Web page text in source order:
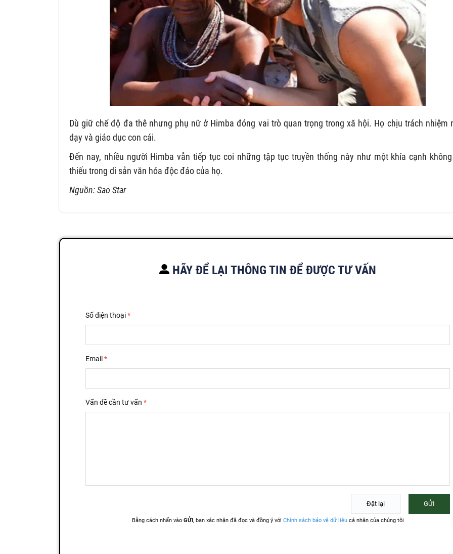
Dù giữ chế độ đa thê nhưng phụ nữ ở Himba đóng vai trò quan trọng trong xã hội. Họ chịu trách nhiệm
dạy và giáo dục con cái.
Đến nay, nhiều người Himba vẫn tiếp tục coi những tập tục truyền thống này như một khía cạnh
thiếu trong di sản văn hóa độc đáo của họ.
Nguồn: Sao Star
HÃY ĐỂ LẠI THÔNG TIN ĐỂ ĐƯỢC TƯ VẤN